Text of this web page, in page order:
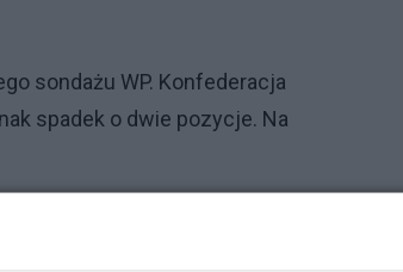
sondażu WP. Konfederacja
spadek o dwie pozycje. Na
nieco więcej niż połowa osób
wzięłoby udział 20,4 proc.